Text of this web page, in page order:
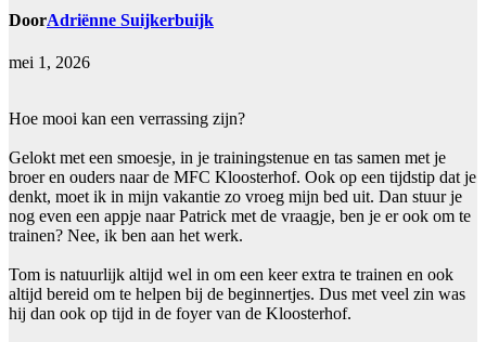
DoorAdriënne Suijkerbuijk
mei 1, 2026
Hoe mooi kan een verrassing zijn?
Gelokt met een smoesje, in je trainingstenue en tas samen met je
broer en ouders naar de MFC Kloosterhof. Ook op een tijdstip dat je
denkt, moet ik in mijn vakantie zo vroeg mijn bed uit. Dan stuur je
nog even een appje naar Patrick met de vraagje, ben je er ook om te
trainen? Nee, ik ben aan het werk.
Tom is natuurlijk altijd wel in om een keer extra te trainen en ook
altijd bereid om te helpen bij de beginnertjes. Dus met veel zin was
hij dan ook op tijd in de foyer van de Kloosterhof.